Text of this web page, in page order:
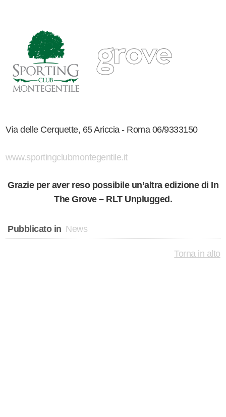
Via delle Cerquette, 65 Ariccia - Roma 06/9333150
www.sportingclubmontegentile.it
Grazie per aver reso possibile un’altra edizione di In
The Grove – RLT Unplugged.
Pubblicato in News
Torna in alto